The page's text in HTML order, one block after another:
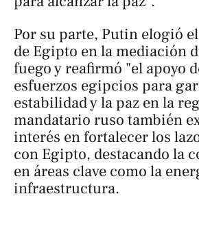
Por su parte, Putin elogió
de Egipto en la mediación
fuego y reafirmó "el apoyo
esfuerzos egipcios para
estabilidad y la paz en la
mandatario ruso también
interés en fortalecer los
con Egipto, destacando la
en áreas clave como la
infraestructura.